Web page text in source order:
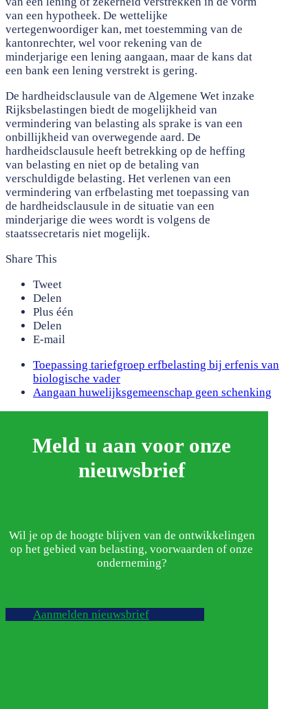
van een hypotheek. De wettelijke
vertegenwoordiger kan, met toestemming van de
kantonrechter, wel voor rekening van de
minderjarige een lening aangaan, maar de kans dat
een bank een lening verstrekt is gering.
De hardheidsclausule van de Algemene Wet inzake
Rijksbelastingen biedt de mogelijkheid van
vermindering van belasting als sprake is van een
onbillijkheid van overwegende aard. De
hardheidsclausule heeft betrekking op de heffing
van belasting en niet op de betaling van
verschuldigde belasting. Het verlenen van een
vermindering van erfbelasting met toepassing van
de hardheidsclausule in de situatie van een
minderjarige die wees wordt is volgens de
staatssecretaris niet mogelijk.
Share This
Tweet
Delen
Plus één
Delen
E-mail
previous
post:
Toepassing tariefgroep erfbelasting bij erfenis van
biologische vader
next
Aangaan huwelijksgemeenschap geen schenking
Meld u aan voor onze
nieuwsbrief
Wil je op de hoogte blijven van de ontwikkelingen
op het gebied van belasting, voorwaarden of onze
onderneming?
Aanmelden nieuwsbrief